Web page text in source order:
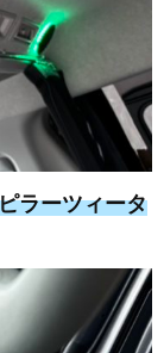
ラーツィータ